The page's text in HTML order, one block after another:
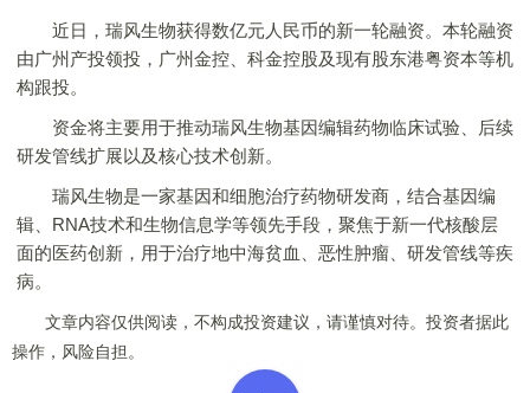
近日，瑞风生物获得数亿元人民币的新一轮融资。本轮融资
由广州产投领投，广州金控、科金控股及现有股东港粤资本等机
构跟投。
资金将主要用于推动瑞风生物基因编辑药物临床试验、后续
研发管线扩展以及核心技术创新。
瑞风生物是一家基因和细胞治疗药物研发商，结合基因编
辑、RNA技术和生物信息学等领先手段，聚焦于新一代核酸层
面的医药创新，用于治疗地中海贫血、恶性肿瘤、研发管线等疾
病。
文章内容仅供阅读，不构成投资建议，请谨慎对待。投资者据此
操作，风险自担。